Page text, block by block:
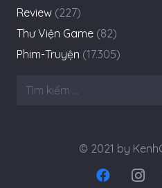
Review (227)
Thư Viện Game (82)
Phim-Truyện (17.305)
Tìm
© 2021 by